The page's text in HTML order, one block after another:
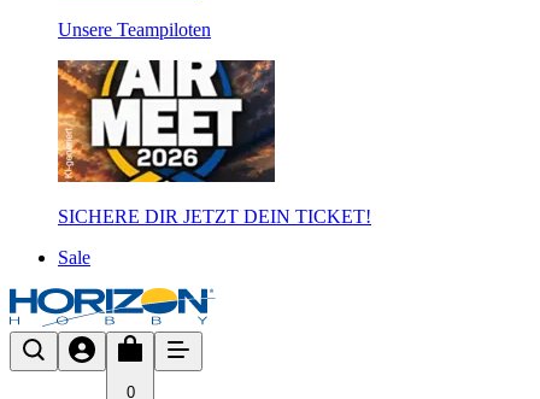
Unsere Teampiloten
SICHERE DIR JETZT DEIN TICKET!
Sale
0